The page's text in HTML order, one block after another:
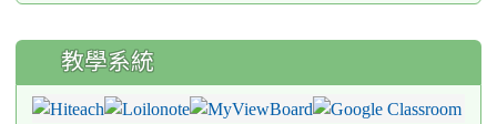
教學系統